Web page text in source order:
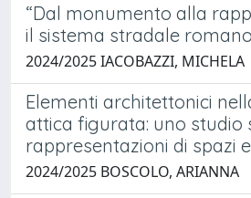
“Dal monumento alla
il sistema stradale
2024/2025 IACOBAZZI, MICHELA
Elementi architettonici
attica figurata: uno studio
rappresentazioni di spazi
2024/2025 BOSCOLO, ARIANNA